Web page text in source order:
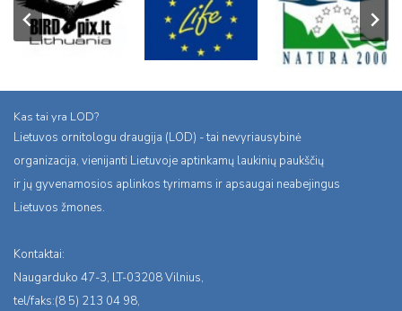
Kas tai yra LOD?
Lietuvos ornitologu draugija (LOD) - tai nevyriausybinė
organizacija, vienijanti Lietuvoje aptinkamų laukinių paukščių
ir jų gyvenamosios aplinkos tyrimams ir apsaugai neabejingus
Lietuvos žmones.
Kontaktai:
Naugarduko 47-3, LT-03208 Vilnius,
tel/faks:(8 5) 213 04 98,